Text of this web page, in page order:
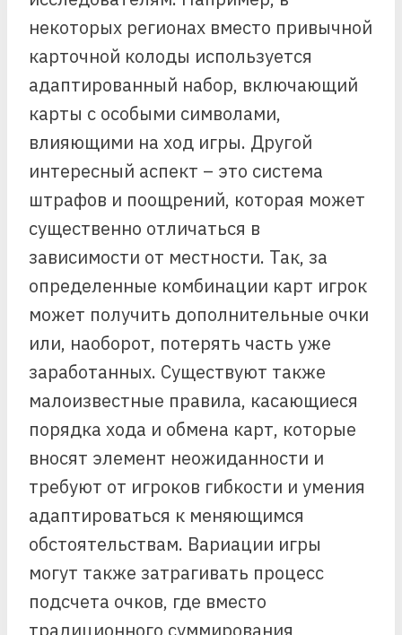
некоторых регионах вместо привычной
карточной колоды используется
адаптированный набор, включающий
карты с особыми символами,
влияющими на ход игры. Другой
интересный аспект – это система
штрафов и поощрений, которая может
существенно отличаться в
зависимости от местности. Так, за
определенные комбинации карт игрок
может получить дополнительные очки
или, наоборот, потерять часть уже
заработанных. Существуют также
малоизвестные правила, касающиеся
порядка хода и обмена карт, которые
вносят элемент неожиданности и
требуют от игроков гибкости и умения
адаптироваться к меняющимся
обстоятельствам. Вариации игры
могут также затрагивать процесс
подсчета очков, где вместо
традиционного суммирования